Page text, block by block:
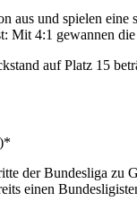
und spielen
Mit 4:1 gewannen die
auf Platz 15
der Bundesliga
einen